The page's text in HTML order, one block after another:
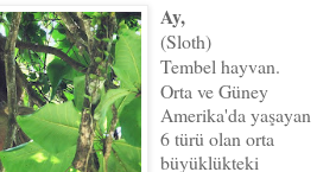
Ay,
(Sloth)
Tembel hayvan.
Orta ve Güney
Amerika'da yaşayan
6 türü olan orta
büyüklükteki